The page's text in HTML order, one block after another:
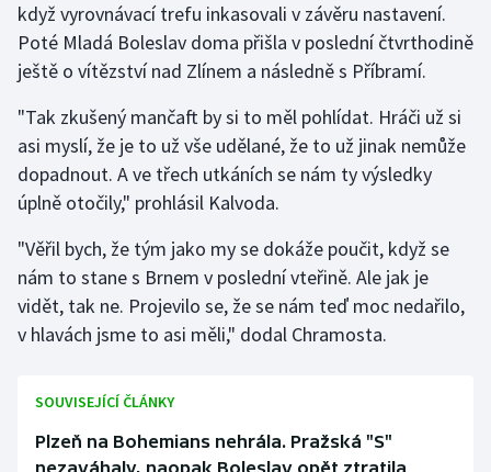
Olympijské hry
Parasport
Plavání
Plážový volejbal
Rychlobruslení
Rychlostní kanoistika
Sportovní střelba
když vyrovnávací trefu inkasovali v závěru nastavení.
Poté Mladá Boleslav doma přišla v poslední čtvrthodině
ještě o vítězství nad Zlínem a následně s Příbramí.
"Tak zkušený mančaft by si to měl pohlídat. Hráči už si
asi myslí, že je to už vše udělané, že to už jinak nemůže
dopadnout. A ve třech utkáních se nám ty výsledky
úplně otočily," prohlásil Kalvoda.
"Věřil bych, že tým jako my se dokáže poučit, když se
nám to stane s Brnem v poslední vteřině. Ale jak je
vidět, tak ne. Projevilo se, že se nám teď moc nedařilo,
v hlavách jsme to asi měli," dodal Chramosta.
SOUVISEJÍCÍ ČLÁNKY
Plzeň na Bohemians nehrála. Pražská "S"
nezaváhaly, naopak Boleslav opět ztratila